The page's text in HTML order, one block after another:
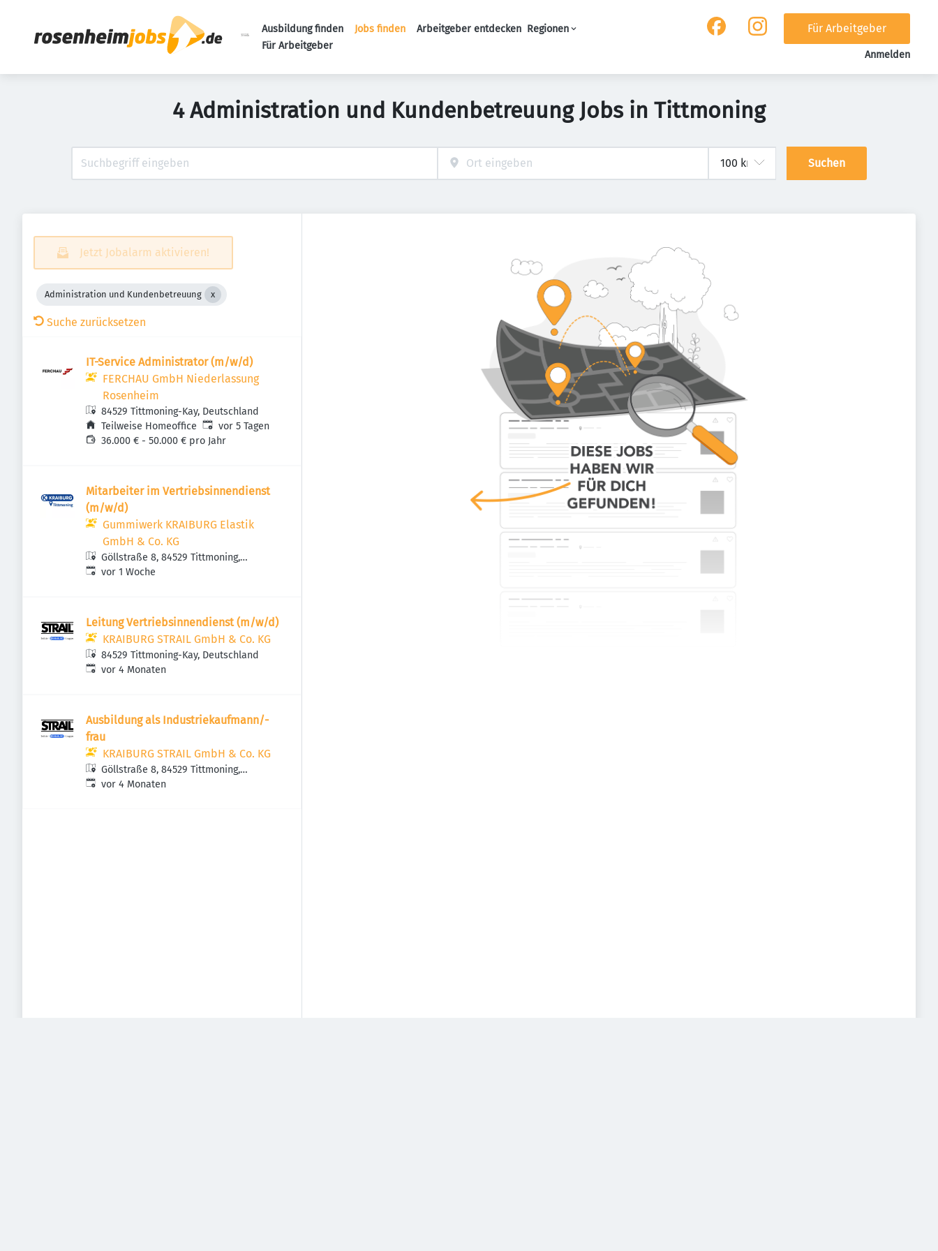
Ausbildung finden Jobs finden Arbeitgeber entdecken Regionen
Für Arbeitgeber
Für Arbeitgeber
Anmelden
4 Administration und Kundenbetreuung Jobs in Tittmoning
Suchen
Jetzt Jobalarm aktivieren!
Administration und Kundenbetreuung
Suche zurücksetzen
IT-Service Administrator (m/w/d)
FERCHAU GmbH Niederlassung
Rosenheim
84529 Tittmoning-Kay, Deutschland
Teilweise Homeoffice Veröffentlicht:
vor 5 Tagen
36.000 € - 50.000 € pro Jahr
Mitarbeiter im Vertriebsinnendienst
(m/w/d)
Gummiwerk KRAIBURG Elastik
GmbH & Co. KG
Göllstraße 8, 84529 Tittmoning,
Deutschland
Veröffentlicht:
vor 1 Woche
Leitung Vertriebsinnendienst (m/w/d)
KRAIBURG STRAIL GmbH & Co. KG
84529 Tittmoning-Kay, Deutschland
Veröffentlicht:
vor 4 Monaten
Ausbildung als Industriekaufmann/-
frau
KRAIBURG STRAIL GmbH & Co. KG
Göllstraße 8, 84529 Tittmoning,
Deutschland
Veröffentlicht:
vor 4 Monaten